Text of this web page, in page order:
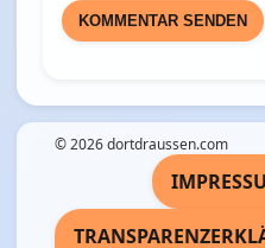
© 2026dortdraussen.com